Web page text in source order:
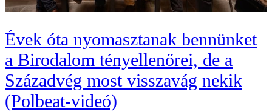
Évek óta nyomasztanak bennünket
a Birodalom tényellenőrei, de a
Századvég most visszavág nekik
(Polbeat-videó)